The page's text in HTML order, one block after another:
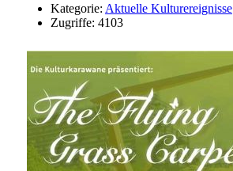
Kategorie: Aktuelle Kulturereignisse
Zugriffe: 4103